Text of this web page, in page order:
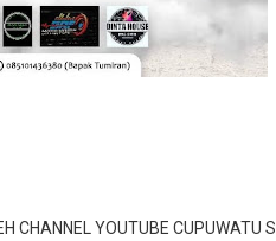
CHANNEL YOUTUBE CUPUWATU